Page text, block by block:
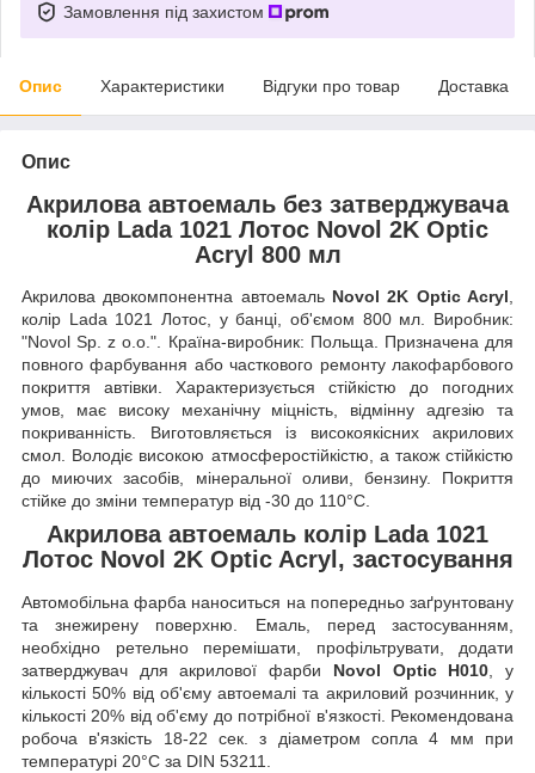
Замовлення під захистом
Опис Характеристики Відгуки про товар Доставка
Опис
Акрилова автоемаль без затверджувача
колір Lada 1021 Лотос Novol 2K Optic
Acryl 800 мл
Акрилова двокомпонентна автоемаль Novol 2K Optic Acryl,
колір Lada 1021 Лотос, у банці, об'ємом 800 мл. Виробник:
"Novol Sp. z o.o.". Країна-виробник: Польща. Призначена для
повного фарбування або часткового ремонту лакофарбового
покриття автівки. Характеризується стійкістю до погодних
умов, має високу механічну міцність, відмінну адгезію та
покриванність. Виготовляється із високоякісних акрилових
смол. Володіє високою атмосферостійкістю, а також стійкістю
до миючих засобів, мінеральної оливи, бензину. Покриття
стійке до зміни температур від -30 до 110°C.
Акрилова автоемаль колір Lada 1021
Лотос Novol 2K Optic Acryl, застосування
Автомобільна фарба наноситься на попередньо заґрунтовану
та знежирену поверхню. Емаль, перед застосуванням,
необхідно ретельно перемішати, профільтрувати, додати
затверджувач для акрилової фарби Novol Optic H010 , у
кількості 50% від об'єму автоемалі та акриловий розчинник, у
кількості 20% від об'єму до потрібної в'язкості. Рекомендована
робоча в'язкість 18-22 сек. з діаметром сопла 4 мм при
температурі 20°C за DIN 53211.